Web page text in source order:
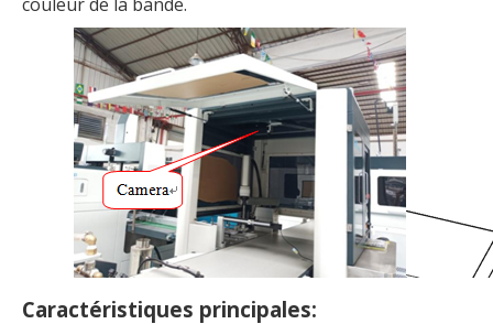
Caractéristiques principales: